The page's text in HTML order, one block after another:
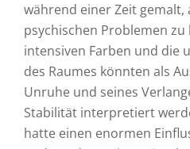
während einer Zeit
psychischen Problemen
intensiven Farben und die
des Raumes könnten als
Unruhe und seines
Stabilität interpretiert
hatte einen enormen